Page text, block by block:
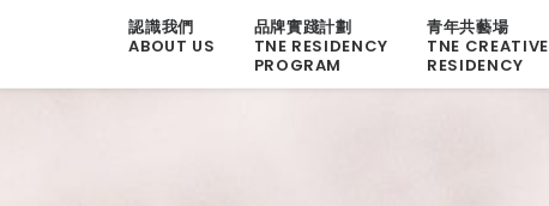
認識我們
ABOUT US
品牌實踐計劃
TNE RESIDENCY
PROGRAM
青年共藝場
TNE CREATIVE
RESIDENCY